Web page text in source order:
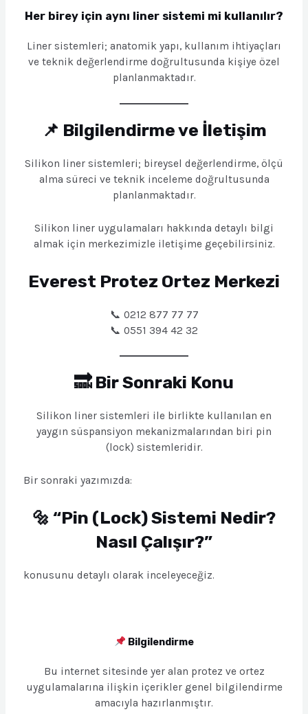
Her birey için aynı liner sistemi mi kullanılır?
Liner sistemleri; anatomik yapı, kullanım ihtiyaçları
ve teknik değerlendirme doğrultusunda kişiye özel
planlanmaktadır.
📌 Bilgilendirme ve İletişim
Silikon liner sistemleri; bireysel değerlendirme, ölçü
alma süreci ve teknik inceleme doğrultusunda
planlanmaktadır.
Silikon liner uygulamaları hakkında detaylı bilgi
almak için merkezimizle iletişime geçebilirsiniz.
Everest Protez Ortez Merkezi
📞 0212 877 77 77
📞 0551 394 42 32
🔜 Bir Sonraki Konu
Silikon liner sistemleri ile birlikte kullanılan en
yaygın süspansiyon mekanizmalarından biri pin
(lock) sistemleridir.
Bir sonraki yazımızda:
🔩 “Pin (Lock) Sistemi Nedir?
Nasıl Çalışır?”
konusunu detaylı olarak inceleyeceğiz.
Bilgilendirme
Bu internet sitesinde yer alan protez ve ortez
uygulamalarına ilişkin içerikler genel bilgilendirme
amacıyla hazırlanmıştır.